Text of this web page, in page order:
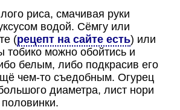
риса, смачивая руки
водой. Сёмгу или
(рецепт на сайте есть) или
тобико можно обойтись и
белым, либо подкрасив его
чем-то съедобным. Огурец
диаметра, лист нори